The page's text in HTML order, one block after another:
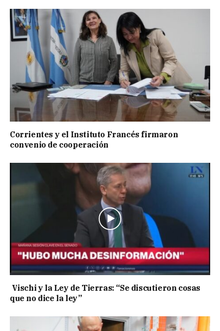
Corrientes y el Instituto Francés firmaron
convenio de cooperación
Vischi y la Ley de Tierras: “Se discutieron cosas
que no dice la ley”